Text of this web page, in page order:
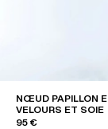
NŒUD PAPILLON
VELOURS ET SOIE
95 €